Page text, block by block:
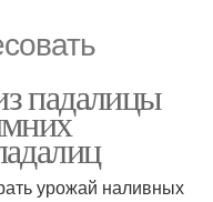
падалицы
урожай наливных